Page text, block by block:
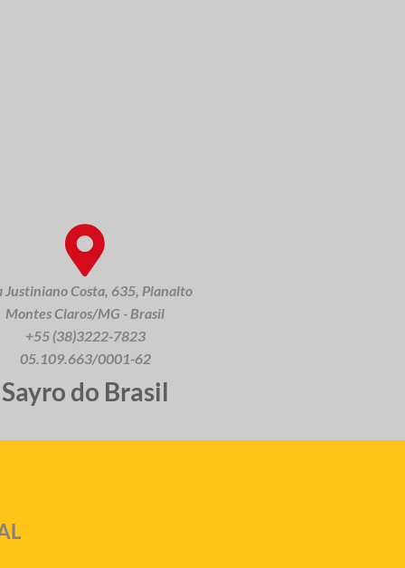
Justiniano Costa, 635, Planalto
Montes Claros/MG - Brasil
+55 (38)3222-7823
05.109.663/0001-62
Sayro do Brasil